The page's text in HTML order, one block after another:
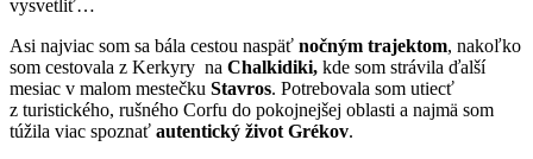
vysvetliť…
Asi najviac som sa bála cestou naspäť nočným trajektom, nakoľko
som cestovala z Kerkyry na Chalkidiki, kde som strávila ďalší
mesiac v malom mestečku Stavros. Potrebovala som utiecť
z turistického, rušného Corfu do pokojnejšej oblasti a najmä som
túžila viac spoznať autentický život Grékov.